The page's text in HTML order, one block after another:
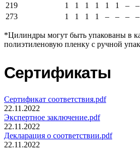
219
1 1 1 1 1 1 – –
273
1 1 1 1 – – – –
*Цилиндры могут быть упакованы в
полиэтиленовую пленку с ручной
Сертификаты
Сертификат соответствия.pdf
22.11.2022
Экспертное заключение.pdf
22.11.2022
Декларация о соответствии.pdf
22.11.2022